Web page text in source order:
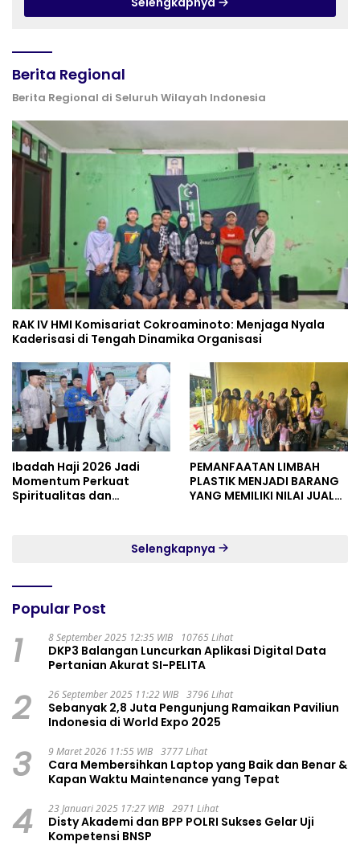
Berita Regional
Berita Regional di Seluruh Wilayah Indonesia
RAK IV HMI Komisariat Cokroaminoto: Menjaga Nyala
Kaderisasi di Tengah Dinamika Organisasi
Ibadah Haji 2026 Jadi
Momentum Perkuat
Spiritualitas dan
PEMANFAATAN LIMBAH
PLASTIK MENJADI BARANG
YANG MEMILIKI NILAI JUAL
Selengkapnya
Popular Post
1 8 September 2025 12:35 WIB 10765 Lihat
DKP3 Balangan Luncurkan Aplikasi Digital Data
Pertanian Akurat SI-PELITA
2 26 September 2025 11:22 WIB 3796 Lihat
Sebanyak 2,8 Juta Pengunjung Ramaikan Paviliun
Indonesia di World Expo 2025
3 9 Maret 2026 11:55 WIB 3777 Lihat
Cara Membersihkan Laptop yang Baik dan Benar &
Kapan Waktu Maintenance yang Tepat
4 23 Januari 2025 17:27 WIB 2971 Lihat
Disty Akademi dan BPP POLRI Sukses Gelar Uji
Kompetensi BNSP